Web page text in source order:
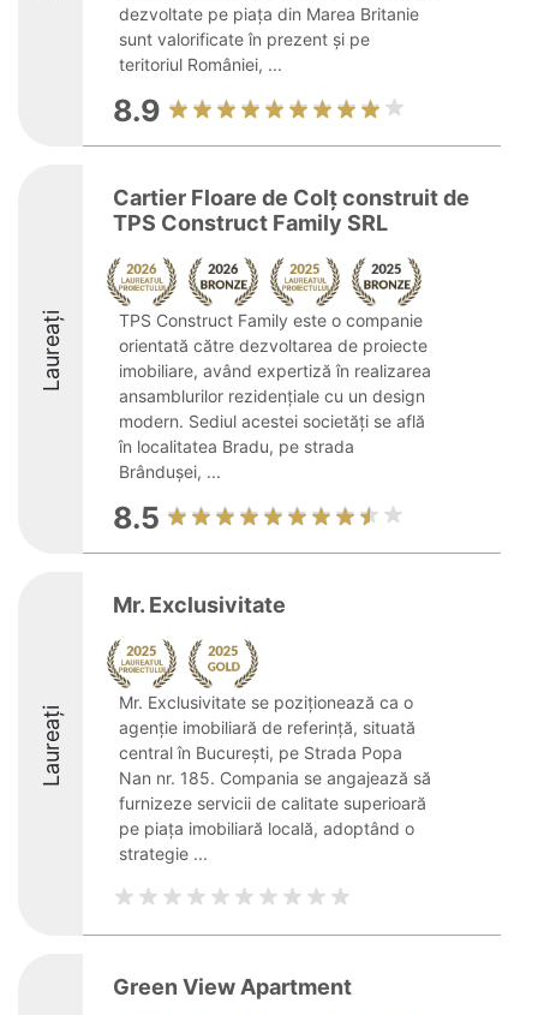
dezvoltate pe piața din Marea Britanie
sunt valorificate în prezent și pe
teritoriul României, ...
8.9
Laureați
Cartier Floare de Colț construit de
TPS Construct Family SRL
TPS Construct Family este o companie
orientată către dezvoltarea de proiecte
imobiliare, având expertiză în realizarea
ansamblurilor rezidențiale cu un design
modern. Sediul acestei societăți se află
în localitatea Bradu, pe strada
Brândușei, ...
8.5
Laureați
Mr. Exclusivitate
Mr. Exclusivitate se poziționează ca o
agenție imobiliară de referință, situată
central în București, pe Strada Popa
Nan nr. 185. Compania se angajează să
furnizeze servicii de calitate superioară
pe piața imobiliară locală, adoptând o
strategie ...
Green View Apartment